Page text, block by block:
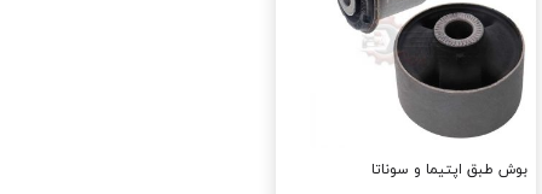
بوش طبق اپتیما و سوناتا